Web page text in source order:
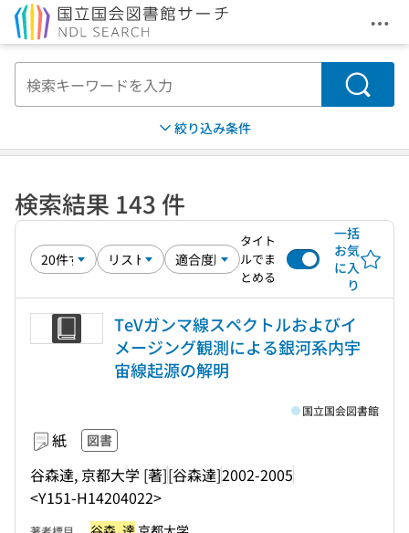
メ
検索
絞り込み条件
検索結果 143 件
タイト
ルでま
とめる
一括
お気
に入
り
TeVガンマ線スペクトルおよびイ
メージング観測による銀河系内宇
宙線起源の解明
紙 図書
谷森達, 京都大学 [著][谷森達]2002-2005
<Y151-H14204022>
国立国会図書館